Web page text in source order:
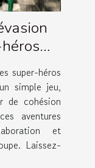
?
super-héros
simple jeu,
de cohésion
aventures
et
Laissez-